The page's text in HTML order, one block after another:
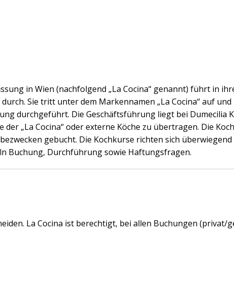
in Wien (nachfolgend „La Cocina“ genannt) führt in
Sie tritt unter dem Markennamen „La Cocina“ auf
durchgeführt. Die Geschäftsführung liegt bei Dumecilia
„La Cocina“ oder externe Köche zu übertragen. Die
gebucht. Die Kochkurse richten sich
Buchung, Durchführung sowie Haftungsfragen.
La Cocina ist berechtigt, bei allen Buchungen (privat/